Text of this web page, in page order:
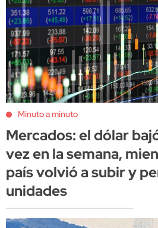
Minuto a minuto
Mercados: el dólar
vez en la semana,
país volvió a subir y
unidades